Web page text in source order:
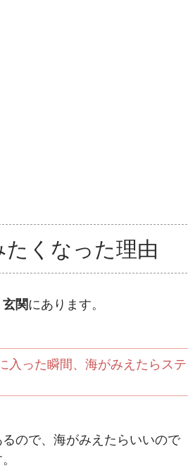
くなった理由
玄関にあります。
入った瞬間、海がみえたらステ
ので、海がみえたらいいので